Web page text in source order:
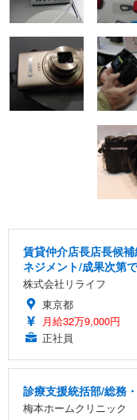
賃貸仲介店長店長候
ネジメント/成果次第
株式会社リライフ
東京都
月給32万9,000円
正社員
診療支援統括部/総務
梅本ホームクリニック